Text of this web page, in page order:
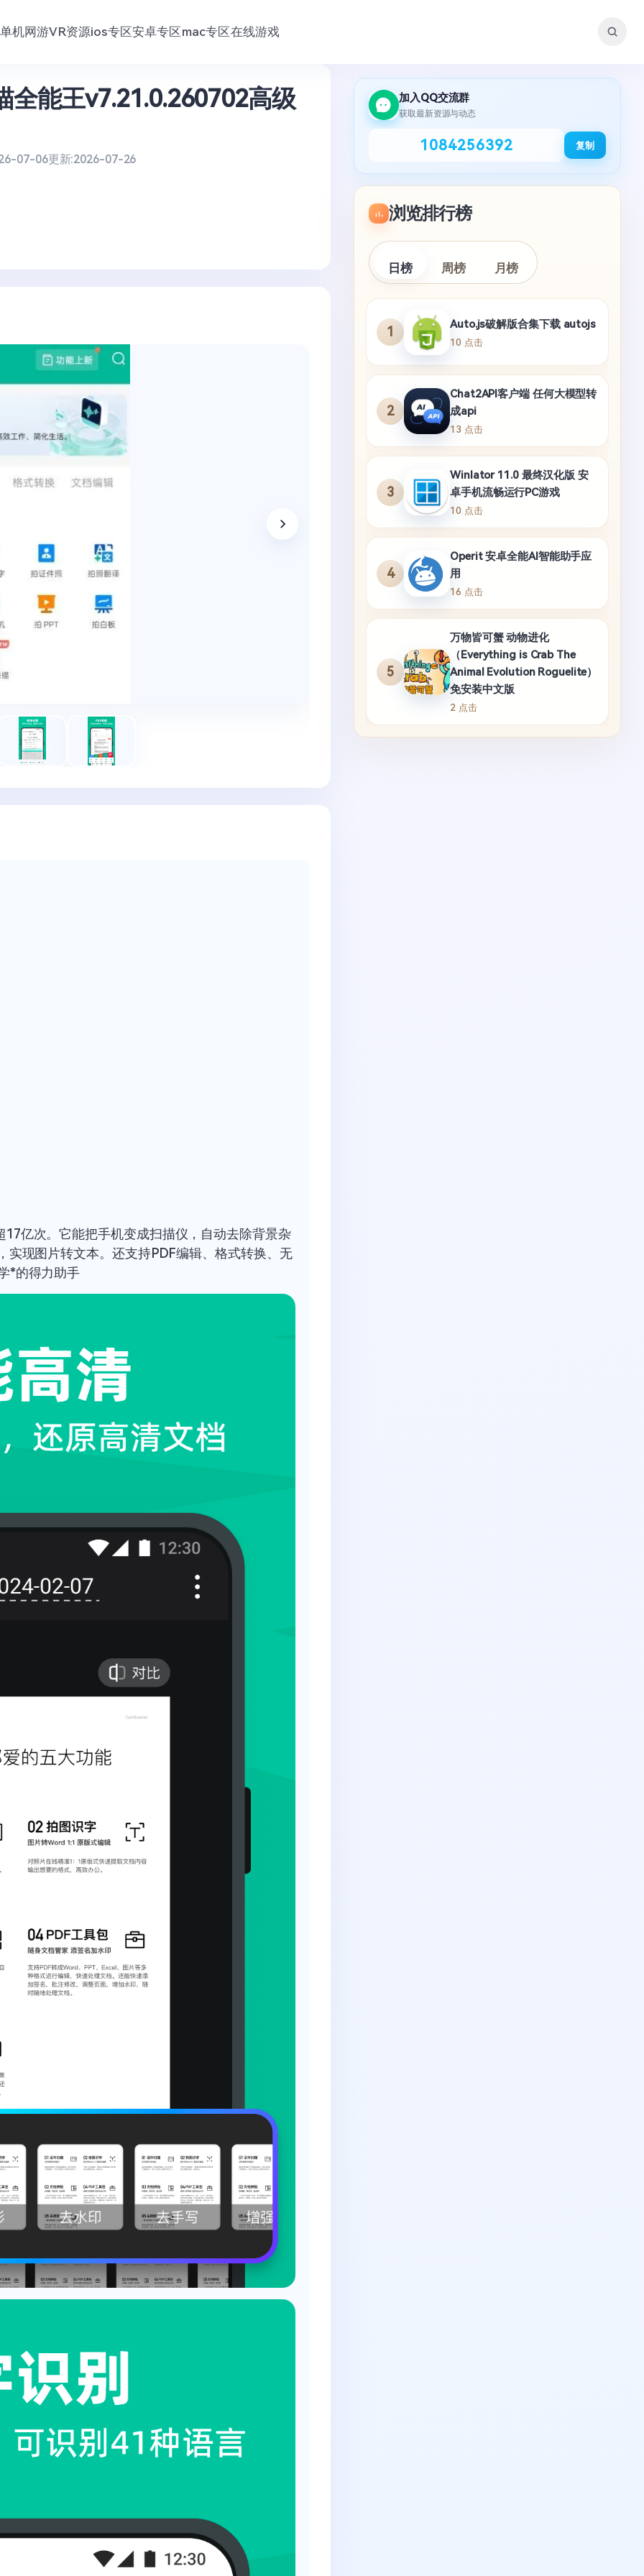
单机网游VR资源ios专区安卓专区mac专区在线游戏
全能王v7.21.0.260702高级
07-06更新:2026-07-26
亿次。它能把手机变成扫描仪，自动去除背景杂
实现图片转文本。还支持PDF编辑、格式转换、无
*的得力助手
加入QQ交流群
获取最新资源与动态
1084256392 复制
浏览排行榜
日榜 周榜 月榜
1
Auto.js破解版合集下载 autojs
10 点击
2
Chat2API客户端 任何大模型转
成api
13 点击
3
Winlator 11.0 最终汉化版 安
卓手机流畅运行PC游戏
10 点击
4
Operit 安卓全能AI智能助手应
用
16 点击
5
万物皆可蟹 动物进化
（Everything is Crab The
Animal Evolution Roguelite）
免安装中文版
2 点击